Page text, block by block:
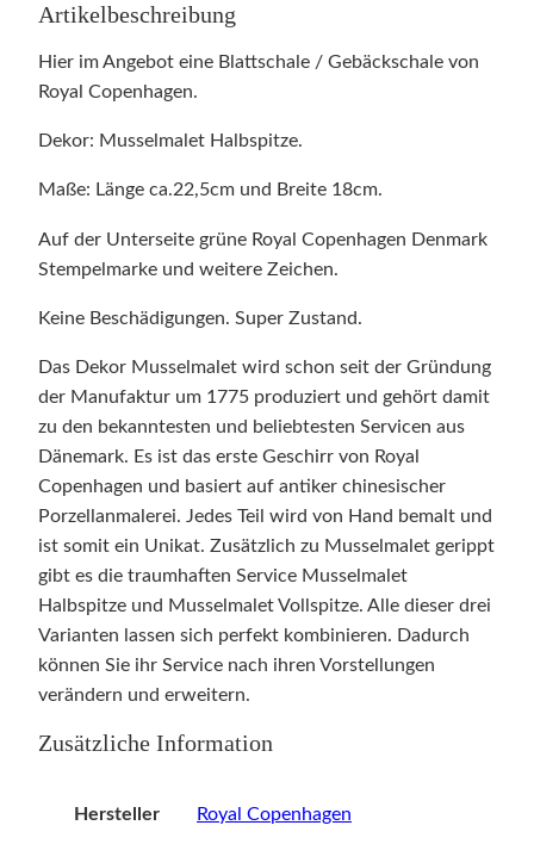
Artikelbeschreibung
Hier im Angebot eine Blattschale / Gebäckschale von
Royal Copenhagen.
Dekor: Musselmalet Halbspitze.
Maße: Länge ca.22,5cm und Breite 18cm.
Auf der Unterseite grüne Royal Copenhagen Denmark
Stempelmarke und weitere Zeichen.
Keine Beschädigungen. Super Zustand.
Das Dekor Musselmalet wird schon seit der Gründung
der Manufaktur um 1775 produziert und gehört damit
zu den bekanntesten und beliebtesten Servicen aus
Dänemark. Es ist das erste Geschirr von Royal
Copenhagen und basiert auf antiker chinesischer
Porzellanmalerei. Jedes Teil wird von Hand bemalt und
ist somit ein Unikat. Zusätzlich zu Musselmalet gerippt
gibt es die traumhaften Service Musselmalet
Halbspitze und Musselmalet Vollspitze. Alle dieser drei
Varianten lassen sich perfekt kombinieren. Dadurch
können Sie ihr Service nach ihren Vorstellungen
verändern und erweitern.
Zusätzliche Information
Hersteller Royal Copenhagen